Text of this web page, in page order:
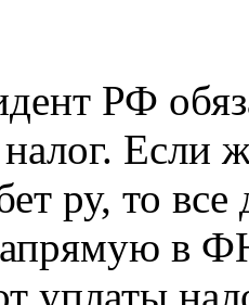
РФ
Если
ру, то
в
уплаты